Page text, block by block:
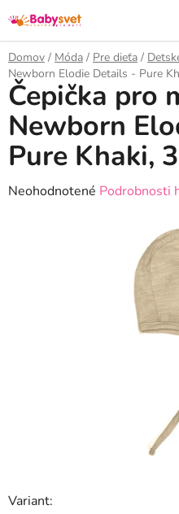
na
obsah
Domov / Móda / Pre dieťa /
Newborn Elodie Details - Pure
Variant:
Čepička pro
Newborn
Pure Khaki,
Priemerné
Neohodnotené Podrobnosti